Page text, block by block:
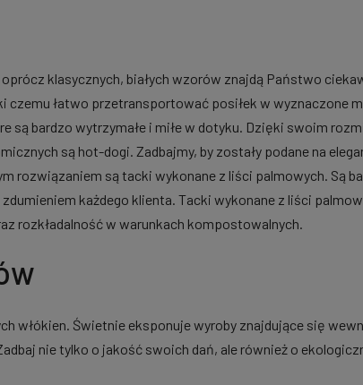
klasycznych, białych wzorów znajdą Państwo
czemu łatwo przetransportować posiłek w wyznaczone
bardzo wytrzymałe i miłe w dotyku. Dzięki swoim
są hot-dogi. Zadbajmy, by zostały podane na
rozwiązaniem są tacki wykonane z liści palmowych. Są
każdego klienta. Tacki wykonane z liści
rozkładalność w warunkach kompostowalnych.
włókien. Świetnie eksponuje wyroby znajdujące się
nie tylko o jakość swoich dań, ale również o